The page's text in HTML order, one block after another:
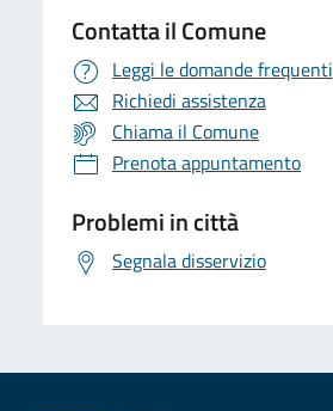
Contatta il Comune
Leggi le domande frequenti
Richiedi assistenza
Chiama il Comune
Prenota appuntamento
Problemi in città
Segnala disservizio